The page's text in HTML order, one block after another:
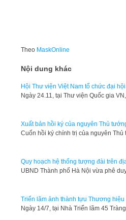
Theo MaskOnline
Nội dung khác
Hội Thư viện Việt Nam tổ chức đại
​Ngày 24.11, tại Thư viện Quốc gia
Xuất bản hồi ký của nguyên Thủ
​Cuốn hồi ký chính trị của nguyên
Quy hoạch hệ thống tượng đài trên
​UBND Thành phố Hà Nội vừa phê
Triển lãm ảnh thành tựu Thương hiệu
Ngày 14/7, tại Nhà Triển lãm 45